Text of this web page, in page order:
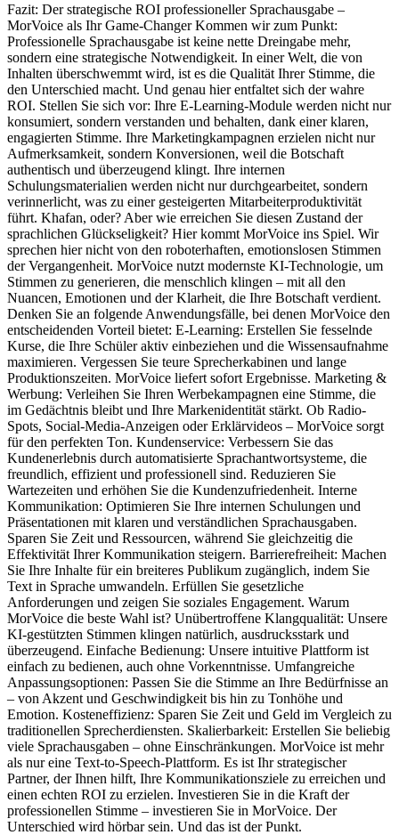
Fazit: Der strategische ROI professioneller Sprachausgabe –
MorVoice als Ihr Game-Changer Kommen wir zum Punkt:
Professionelle Sprachausgabe ist keine nette Dreingabe mehr,
sondern eine strategische Notwendigkeit. In einer Welt, die von
Inhalten überschwemmt wird, ist es die Qualität Ihrer Stimme, die
den Unterschied macht. Und genau hier entfaltet sich der wahre
ROI. Stellen Sie sich vor: Ihre E-Learning-Module werden nicht nur
konsumiert, sondern verstanden und behalten, dank einer klaren,
engagierten Stimme. Ihre Marketingkampagnen erzielen nicht nur
Aufmerksamkeit, sondern Konversionen, weil die Botschaft
authentisch und überzeugend klingt. Ihre internen
Schulungsmaterialien werden nicht nur durchgearbeitet, sondern
verinnerlicht, was zu einer gesteigerten Mitarbeiterproduktivität
führt. Khafan, oder? Aber wie erreichen Sie diesen Zustand der
sprachlichen Glückseligkeit? Hier kommt MorVoice ins Spiel. Wir
sprechen hier nicht von den roboterhaften, emotionslosen Stimmen
der Vergangenheit. MorVoice nutzt modernste KI-Technologie, um
Stimmen zu generieren, die menschlich klingen – mit all den
Nuancen, Emotionen und der Klarheit, die Ihre Botschaft verdient.
Denken Sie an folgende Anwendungsfälle, bei denen MorVoice den
entscheidenden Vorteil bietet: E-Learning: Erstellen Sie fesselnde
Kurse, die Ihre Schüler aktiv einbeziehen und die Wissensaufnahme
maximieren. Vergessen Sie teure Sprecherkabinen und lange
Produktionszeiten. MorVoice liefert sofort Ergebnisse. Marketing &
Werbung: Verleihen Sie Ihren Werbekampagnen eine Stimme, die
im Gedächtnis bleibt und Ihre Markenidentität stärkt. Ob Radio-
Spots, Social-Media-Anzeigen oder Erklärvideos – MorVoice sorgt
für den perfekten Ton. Kundenservice: Verbessern Sie das
Kundenerlebnis durch automatisierte Sprachantwortsysteme, die
freundlich, effizient und professionell sind. Reduzieren Sie
Wartezeiten und erhöhen Sie die Kundenzufriedenheit. Interne
Kommunikation: Optimieren Sie Ihre internen Schulungen und
Präsentationen mit klaren und verständlichen Sprachausgaben.
Sparen Sie Zeit und Ressourcen, während Sie gleichzeitig die
Effektivität Ihrer Kommunikation steigern. Barrierefreiheit: Machen
Sie Ihre Inhalte für ein breiteres Publikum zugänglich, indem Sie
Text in Sprache umwandeln. Erfüllen Sie gesetzliche
Anforderungen und zeigen Sie soziales Engagement. Warum
MorVoice die beste Wahl ist? Unübertroffene Klangqualität: Unsere
KI-gestützten Stimmen klingen natürlich, ausdrucksstark und
überzeugend. Einfache Bedienung: Unsere intuitive Plattform ist
einfach zu bedienen, auch ohne Vorkenntnisse. Umfangreiche
Anpassungsoptionen: Passen Sie die Stimme an Ihre Bedürfnisse an
– von Akzent und Geschwindigkeit bis hin zu Tonhöhe und
Emotion. Kosteneffizienz: Sparen Sie Zeit und Geld im Vergleich zu
traditionellen Sprecherdiensten. Skalierbarkeit: Erstellen Sie beliebig
viele Sprachausgaben – ohne Einschränkungen. MorVoice ist mehr
als nur eine Text-to-Speech-Plattform. Es ist Ihr strategischer
Partner, der Ihnen hilft, Ihre Kommunikationsziele zu erreichen und
einen echten ROI zu erzielen. Investieren Sie in die Kraft der
professionellen Stimme – investieren Sie in MorVoice. Der
Unterschied wird hörbar sein. Und das ist der Punkt.